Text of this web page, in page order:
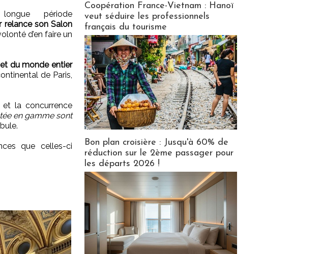
période
relance son Salon
d’en faire un
du monde entier
de Paris,
la concurrence
en gamme sont
que celles-ci
Coopération France-Vietnam : Hanoï
veut séduire les professionnels
français du tourisme
Bon plan croisière : Jusqu'à 60% de
réduction sur le 2ème passager pour
les départs 2026 !